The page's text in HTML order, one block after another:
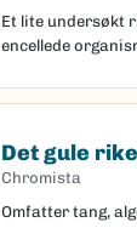
Et lite undersøkt
encellede
Det gule
Chromista
Omfatter tang,